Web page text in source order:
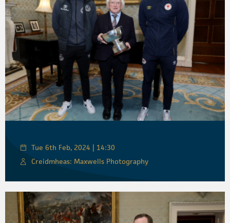
Tue 6th Feb, 2024 | 14:30
Creidmheas: Maxwells Photography